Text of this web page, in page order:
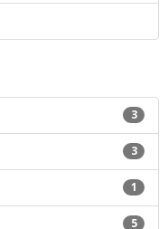
3
3
1
5